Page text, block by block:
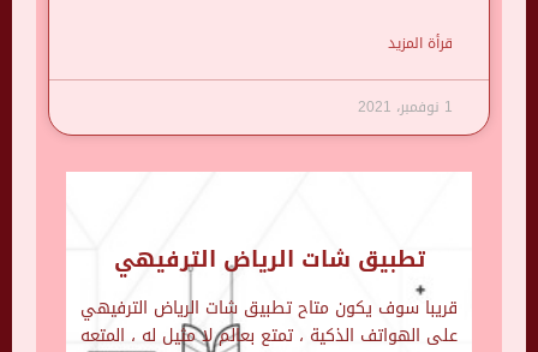
قرأة المزيد
1 نوفمبر، 2021
تطبيق شات الرياض الترفيهي
قريبا سوف يكون متاح تطبيق شات الرياض الترفيهي
على الهواتف الذكية ، تمتع بعالم لا مثيل له ، المتعه